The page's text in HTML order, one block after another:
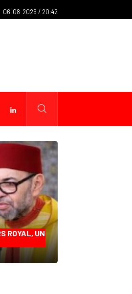
de DH pour renforcer les infrastructures de
06-08-2026 / 20:42
ROYAL, UN